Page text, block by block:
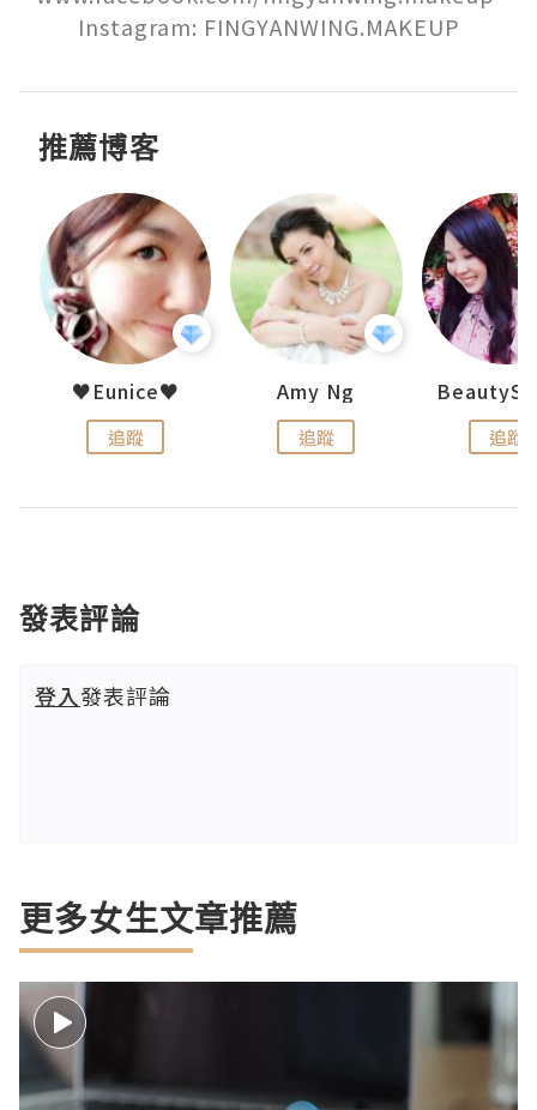
Instagram: FINGYANWING.MAKEUP
推薦博客
♥Eunice♥
追蹤
Amy Ng
追蹤 追蹤
發表評論
登入發表評論
更多女生文章推薦